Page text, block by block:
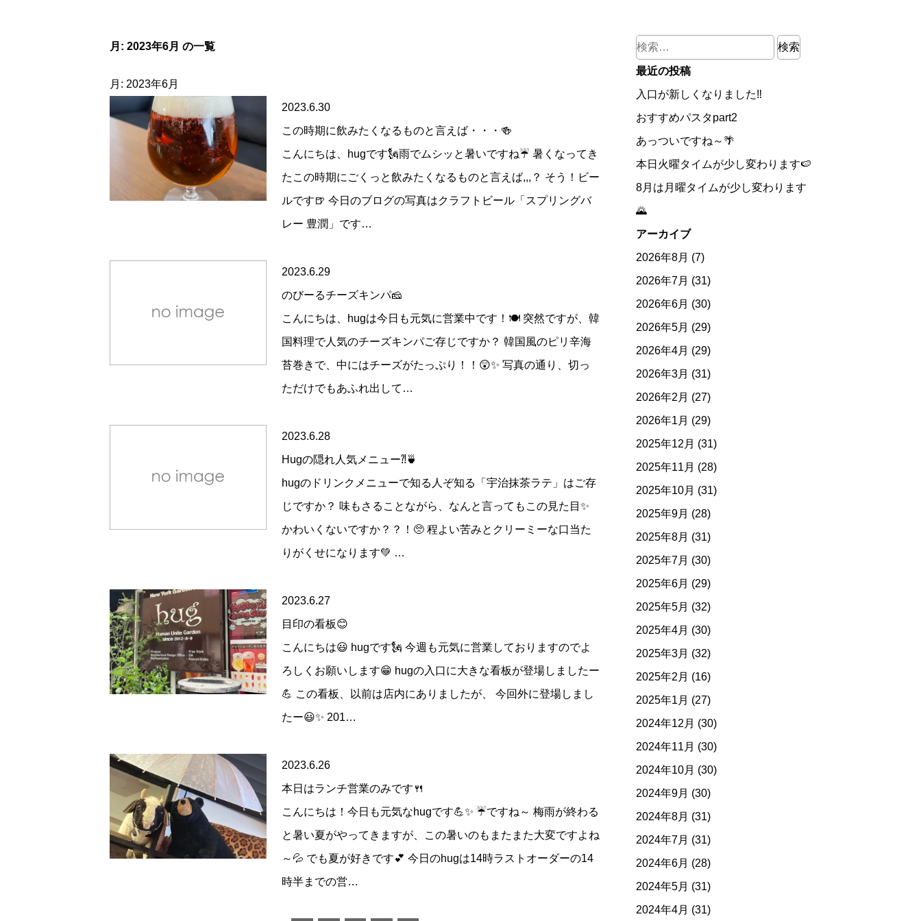
月: 2023年6月 の一覧
月: 2023年6月
2023.6.30
この時期に飲みたくなるものと言えば・・・🍻
こんにちは、hugです🗽雨でムシッと暑いですね☔ 暑くなってき
たこの時期にごくっと飲みたくなるものと言えば,,,？ そう！ビー
ルです🍺 今日のブログの写真はクラフトビール「スプリングバ
レー 豊潤」です…
2023.6.29
のびーるチーズキンパ🧀
こんにちは、hugは今日も元気に営業中です！🍽 突然ですが、韓
国料理で人気のチーズキンパご存じですか？ 韓国風のピリ辛海
苔巻きで、中にはチーズがたっぷり！！😲✨ 写真の通り、切っ
ただけでもあふれ出して…
2023.6.28
Hugの隠れ人気メニュー⁈🍵
hugのドリンクメニューで知る人ぞ知る「宇治抹茶ラテ」はご存
じですか？ 味もさることながら、なんと言ってもこの見た目✨
かわいくないですか？？！🥺 程よい苦みとクリーミーな口当た
りがくせになります💚 …
2023.6.27
目印の看板😊
こんにちは😃 hugです🗽 今週も元気に営業しておりますのでよ
ろしくお願いします😁 hugの入口に大きな看板が登場しましたー
💪 この看板、以前は店内にありましたが、 今回外に登場しまし
たー😃✨ 201…
2023.6.26
本日はランチ営業のみです🍴
こんにちは！今日も元気なhugです💪✨ ☔ですね～ 梅雨が終わる
と暑い夏がやってきますが、この暑いのもまたまた大変ですよね
～💦 でも夏が好きです💕 今日のhugは14時ラストオーダーの14
時半までの営…
検
索:
最近の投稿
入口が新しくなりました‼
おすすめパスタpart2
あっついですね～🌴
本日火曜タイムが少し変わります🍉
8月は月曜タイムが少し変わります
🌄
アーカイブ
2026年8月 (7)
2026年7月 (31)
2026年6月 (30)
2026年5月 (29)
2026年4月 (29)
2026年3月 (31)
2026年2月 (27)
2026年1月 (29)
2025年12月 (31)
2025年11月 (28)
2025年10月 (31)
2025年9月 (28)
2025年8月 (31)
2025年7月 (30)
2025年6月 (29)
2025年5月 (32)
2025年4月 (30)
2025年3月 (32)
2025年2月 (16)
2025年1月 (27)
2024年12月 (30)
2024年11月 (30)
2024年10月 (30)
2024年9月 (30)
2024年8月 (31)
2024年7月 (31)
2024年6月 (28)
2024年5月 (31)
2024年4月 (31)